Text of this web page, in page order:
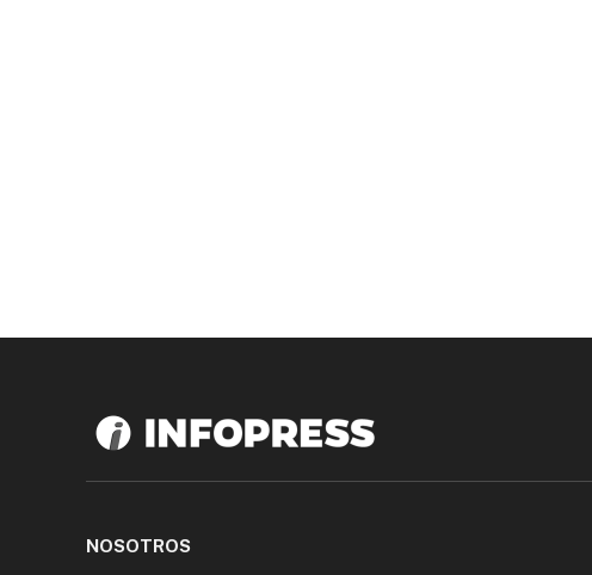
NOSOTROS